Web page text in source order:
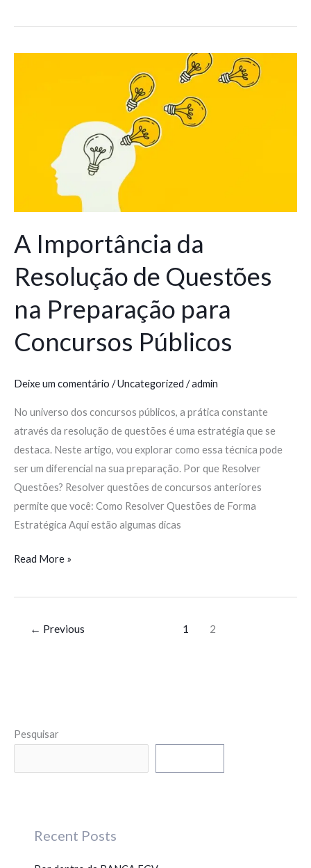
A Importância da
Resolução de Questões
na Preparação para
Concursos Públicos
Deixe um comentário /Uncategorized /admin
No universo dos concursos públicos, a prática constante
através da resolução de questões é uma estratégia que se
destaca. Neste artigo, vou explorar como essa técnica pode
ser um diferencial na sua preparação. Por que Resolver
Questões? Resolver questões de concursos anteriores
permite que você: Como Resolver Questões de Forma
Estratégica Aqui estão algumas dicas
Questões
Preparação
para
Públicos
Read More »
← Previous 1 2
Pesquisar
Recent Posts